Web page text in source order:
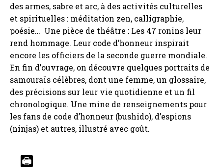
des armes, sabre et arc, à des activités culturelles
et spirituelles : méditation zen, calligraphie,
poésie… Une pièce de théâtre : Les 47 ronins leur
rend hommage. Leur code d’honneur inspirait
encore les officiers de la seconde guerre mondiale.
En fin d’ouvrage, on découvre quelques portraits de
samouraïs célèbres, dont une femme, un glossaire,
des précisions sur leur vie quotidienne et un fil
chronologique. Une mine de renseignements pour
les fans de code d’honneur (bushido), d’espions
(ninjas) et autres, illustré avec goût.